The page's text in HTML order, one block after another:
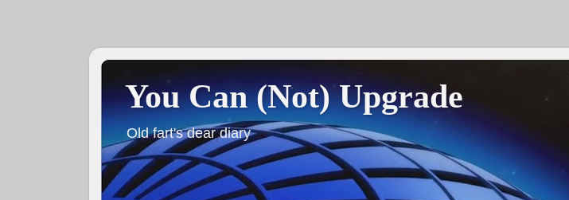
You Can (Not) Upgrade
Old fart's dear diary